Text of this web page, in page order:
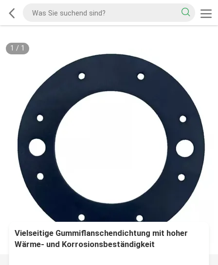
1 / 1
Vielseitige Gummiflanschendichtung mit hoher
Wärme- und Korrosionsbeständigkeit